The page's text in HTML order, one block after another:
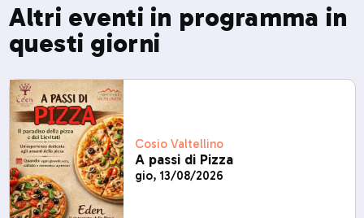
Altri eventi in programma in
questi giorni
Cosio Valtellino
A passi di Pizza
gio, 13/08/2026